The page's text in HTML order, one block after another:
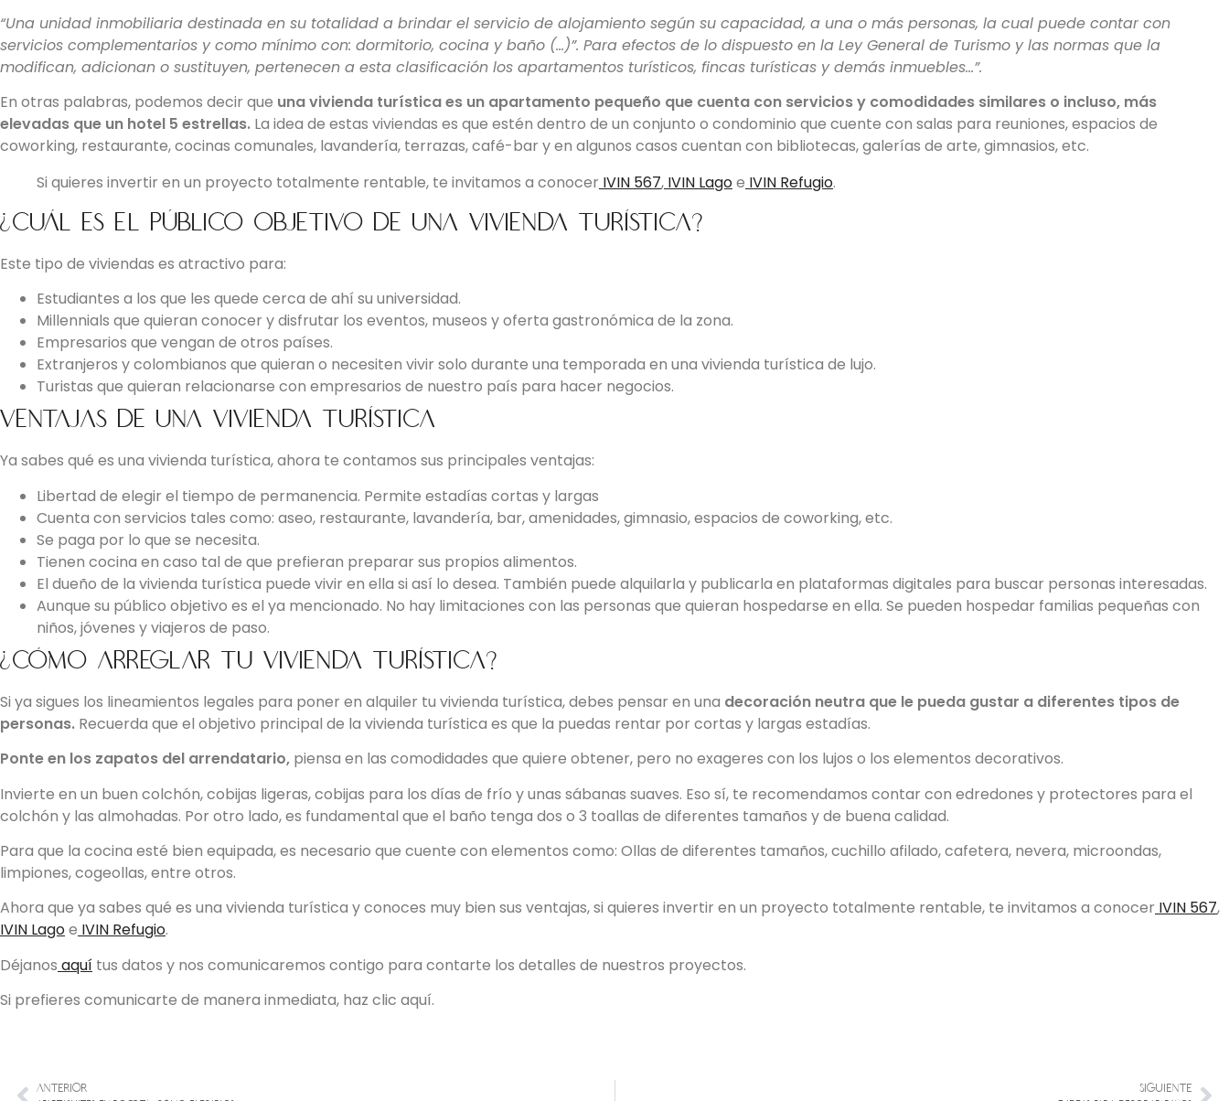
“Una unidad inmobiliaria destinada en su totalidad a brindar el servicio de alojamiento según su capacidad, a una o más personas, la cual puede contar con
servicios complementarios y como mínimo con: dormitorio, cocina y baño (…)”. Para efectos de lo dispuesto en la Ley General de Turismo y las normas que la
modifican, adicionan o sustituyen, pertenecen a esta clasificación los apartamentos turísticos, fincas turísticas y demás inmuebles…”.
En otras palabras, podemos decir que una vivienda turística es un apartamento pequeño que cuenta con servicios y comodidades similares o incluso, más
elevadas que un hotel 5 estrellas. La idea de estas viviendas es que estén dentro de un conjunto o condominio que cuente con salas para reuniones, espacios de
coworking, restaurante, cocinas comunales, lavandería, terrazas, café-bar y en algunos casos cuentan con bibliotecas, galerías de arte, gimnasios, etc.
Si quieres invertir en un proyecto totalmente rentable, te invitamos a conocer IVIN 567, IVIN Lagoe IVIN Refugio.
¿Cuál es el público objetivo de una vivienda turística?
Este tipo de viviendas es atractivo para:
Estudiantes a los que les quede cerca de ahí su universidad.
Millennials que quieran conocer y disfrutar los eventos, museos y oferta gastronómica de la zona.
Empresarios que vengan de otros países.
Extranjeros y colombianos que quieran o necesiten vivir solo durante una temporada en una vivienda turística de lujo.
Turistas que quieran relacionarse con empresarios de nuestro país para hacer negocios.
Ventajas de una vivienda turística
Ya sabes qué es una vivienda turística, ahora te contamos sus principales ventajas:
Libertad de elegir el tiempo de permanencia. Permite estadías cortas y largas
Cuenta con servicios tales como: aseo, restaurante, lavandería, bar, amenidades, gimnasio, espacios de coworking, etc.
Se paga por lo que se necesita.
Tienen cocina en caso tal de que prefieran preparar sus propios alimentos.
El dueño de la vivienda turística puede vivir en ella si así lo desea. También puede alquilarla y publicarla en plataformas digitales para buscar personas interesadas.
Aunque su público objetivo es el ya mencionado. No hay limitaciones con las personas que quieran hospedarse en ella. Se pueden hospedar familias pequeñas con
niños, jóvenes y viajeros de paso.
¿Cómo arreglar tu vivienda turística?
Si ya sigues los lineamientos legales para poner en alquiler tu vivienda turística, debes pensar en una decoración neutra que le pueda gustar a diferentes tipos de
personas. Recuerda que el objetivo principal de la vivienda turística es que la puedas rentar por cortas y largas estadías.
Ponte en los zapatos del arrendatario, piensa en las comodidades que quiere obtener, pero no exageres con los lujos o los elementos decorativos.
Invierte en un buen colchón, cobijas ligeras, cobijas para los días de frío y unas sábanas suaves. Eso sí, te recomendamos contar con edredones y protectores para el
colchón y las almohadas. Por otro lado, es fundamental que el baño tenga dos o 3 toallas de diferentes tamaños y de buena calidad.
Para que la cocina esté bien equipada, es necesario que cuente con elementos como: Ollas de diferentes tamaños, cuchillo afilado, cafetera, nevera, microondas,
limpiones, cogeollas, entre otros.
Ahora que ya sabes qué es una vivienda turística y conoces muy bien sus ventajas, si quieres invertir en un proyecto totalmente rentable, te invitamos a conocer IVIN 567,
IVIN Lagoe IVIN Refugio.
Déjanos aquí tus datos y nos comunicaremos contigo para contarte los detalles de nuestros proyectos.
Si prefieres comunicarte de manera inmediata, haz clic aquí.
ANTERIOR SIGUIENTE